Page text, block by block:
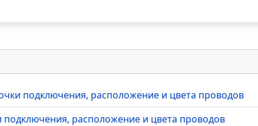
подключения, расположение и цвета проводов
подключения, расположение и цвета проводов